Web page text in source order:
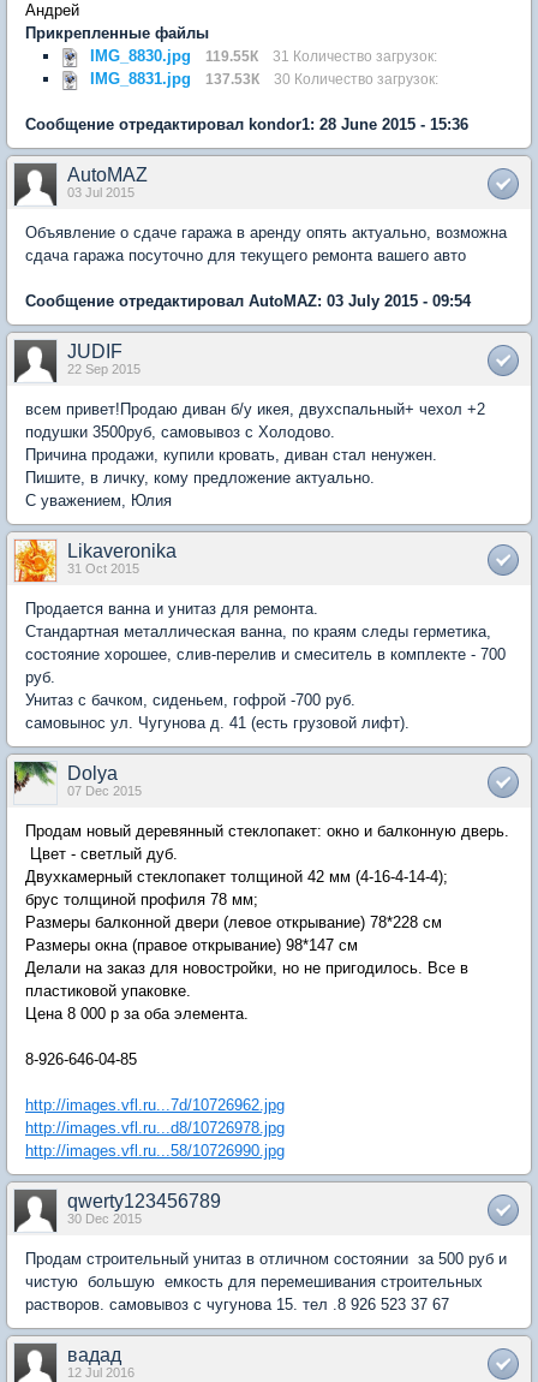
Андрей
Прикрепленные файлы
IMG_8830.jpg
119.55К 31 Количество загрузок:
IMG_8831.jpg 137.53К 30 Количество загрузок:
Сообщение отредактировал kondor1: 28 June 2015 - 15:36
AutoMAZ
03 Jul 2015
Объявление о сдаче гаража в аренду опять актуально, возможна
сдача гаража посуточно для текущего ремонта вашего авто
Сообщение отредактировал AutoMAZ: 03 July 2015 - 09:54
JUDIF
22 Sep 2015
всем привет!Продаю диван б/у икея, двухспальный+ чехол +2
подушки 3500руб, самовывоз с Холодово.
Причина продажи, купили кровать, диван стал ненужен.
Пишите, в личку, кому предложение актуально.
С уважением, Юлия
Likaveronika
31 Oct 2015
Продается ванна и унитаз для ремонта.
Стандартная металлическая ванна, по краям следы герметика,
состояние хорошее, слив-перелив и смеситель в комплекте - 700
руб.
Унитаз с бачком, сиденьем, гофрой -700 руб.
самовынос ул. Чугунова д. 41 (есть грузовой лифт).
Dolya
07 Dec 2015
Продам новый деревянный стеклопакет: окно и балконную дверь.
Цвет - светлый дуб.
Двухкамерный стеклопакет толщиной 42 мм (4-16-4-14-4);
брус толщиной профиля 78 мм;
Размеры балконной двери (левое открывание) 78*228 см
Размеры окна (правое открывание) 98*147 см
Делали на заказ для новостройки, но не пригодилось. Все в
пластиковой упаковке.
Цена 8 000 р за оба элемента.
8-926-646-04-85
http://images.vfl.ru...7d/10726962.jpg
http://images.vfl.ru...d8/10726978.jpg
http://images.vfl.ru...58/10726990.jpg
qwerty123456789
30 Dec 2015
Продам строительный унитаз в отличном состоянии за 500 руб и
чистую большую емкость для перемешивания строительных
растворов. самовывоз с чугунова 15. тел .8 926 523 37 67
вадад
12 Jul 2016